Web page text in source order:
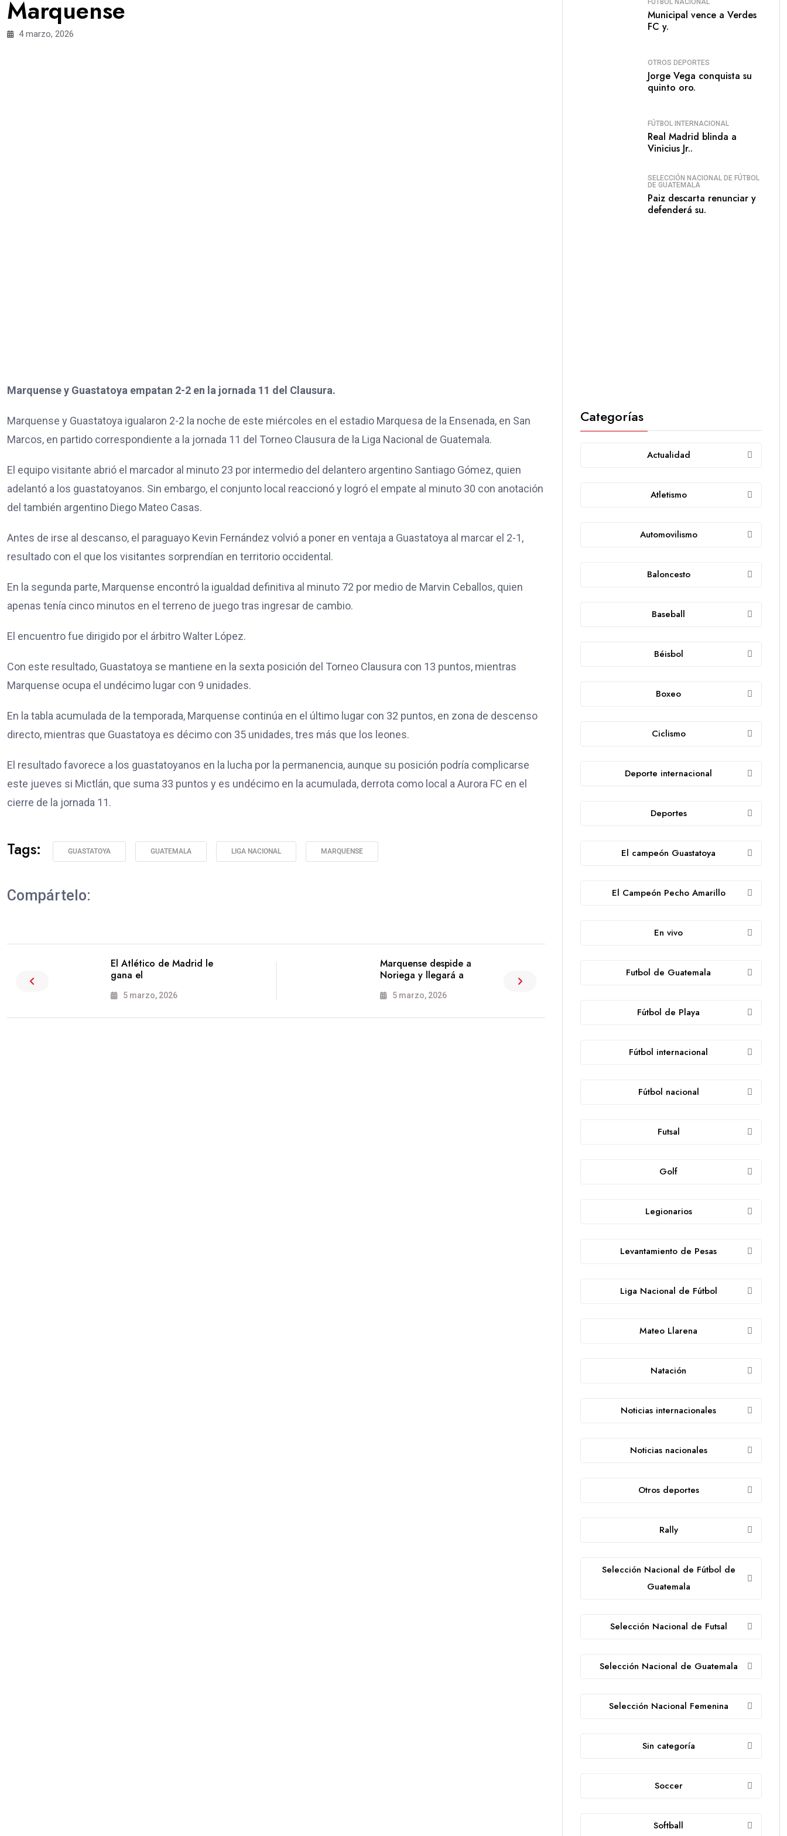
Marquense
4 marzo, 2026
Marquense y Guastatoya empatan 2-2 en la jornada 11 del Clausura.
Marquense y Guastatoya igualaron 2-2 la noche de este miércoles en el estadio Marquesa de la Ensenada, en San
Marcos, en partido correspondiente a la jornada 11 del Torneo Clausura de la Liga Nacional de Guatemala.
El equipo visitante abrió el marcador al minuto 23 por intermedio del delantero argentino Santiago Gómez, quien
adelantó a los guastatoyanos. Sin embargo, el conjunto local reaccionó y logró el empate al minuto 30 con anotación
del también argentino Diego Mateo Casas.
Antes de irse al descanso, el paraguayo Kevin Fernández volvió a poner en ventaja a Guastatoya al marcar el 2-1,
resultado con el que los visitantes sorprendían en territorio occidental.
En la segunda parte, Marquense encontró la igualdad definitiva al minuto 72 por medio de Marvin Ceballos, quien
apenas tenía cinco minutos en el terreno de juego tras ingresar de cambio.
El encuentro fue dirigido por el árbitro Walter López.
Con este resultado, Guastatoya se mantiene en la sexta posición del Torneo Clausura con 13 puntos, mientras
Marquense ocupa el undécimo lugar con 9 unidades.
En la tabla acumulada de la temporada, Marquense continúa en el último lugar con 32 puntos, en zona de descenso
directo, mientras que Guastatoya es décimo con 35 unidades, tres más que los leones.
El resultado favorece a los guastatoyanos en la lucha por la permanencia, aunque su posición podría complicarse
este jueves si Mictlán, que suma 33 puntos y es undécimo en la acumulada, derrota como local a Aurora FC en el
cierre de la jornada 11.
Tags: GUASTATOYA GUATEMALA LIGA NACIONAL MARQUENSE
Compártelo:
El Atlético de Madrid le
gana el
5 marzo, 2026
Marquense despide a
Noriega y llegará a
5 marzo, 2026
Municipal vence a Verdes
FC y.
OTROS DEPORTES
Jorge Vega conquista su
quinto oro.
FÚTBOL INTERNACIONAL
Real Madrid blinda a
Vinicius Jr..
SELECCIÓN NACIONAL DE FÚTBOL
DE GUATEMALA
Paiz descarta renunciar y
defenderá su.
Categorías
Actualidad
Atletismo
Automovilismo
Baloncesto
Baseball
Béisbol
Boxeo
Ciclismo
Deporte internacional
Deportes
El campeón Guastatoya
El Campeón Pecho Amarillo
En vivo
Futbol de Guatemala
Fútbol de Playa
Fútbol internacional
Fútbol nacional
Futsal
Golf
Legionarios
Levantamiento de Pesas
Liga Nacional de Fútbol
Mateo Llarena
Natación
Noticias internacionales
Noticias nacionales
Otros deportes
Rally
Selección Nacional de Fútbol de
Guatemala
Selección Nacional de Futsal
Selección Nacional de Guatemala
Selección Nacional Femenina
Sin categoría
Soccer
Softball